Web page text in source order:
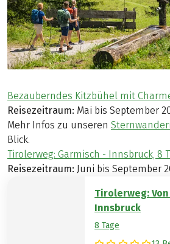
Bezauberndes Kitzbühel mit
Reisezeitraum: Mai bis September
Mehr Infos zu unseren
Blick.
Tirolerweg: Garmisch - Innsbruck, 8
Reisezeitraum: Juni bis September
Tirolerweg:
Innsbruck
8 Tage